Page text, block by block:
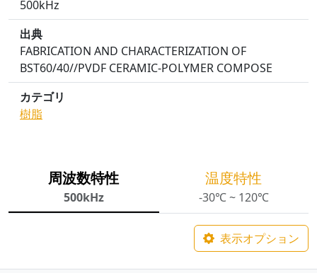
500kHz
出典
FABRICATION AND CHARACTERIZATION OF
BST60/40//PVDF CERAMIC-POLYMER COMPOSE
カテゴリ
樹脂
周波数特性
500kHz
温度特性
-30℃ ~ 120℃
表示オプション